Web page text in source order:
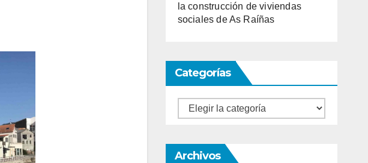
la construcción de viviendas
sociales de As Raíñas
Categorías
Categorías
Archivos